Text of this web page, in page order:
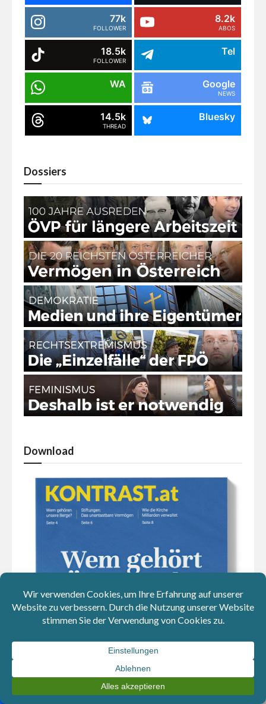
77k
FOLLOWER
8.2k
ABOS
18.5k
FOLLOWER
Tel
WA Google
NEWS
14.5k
THREAD
Bluesky
Dossiers
Download